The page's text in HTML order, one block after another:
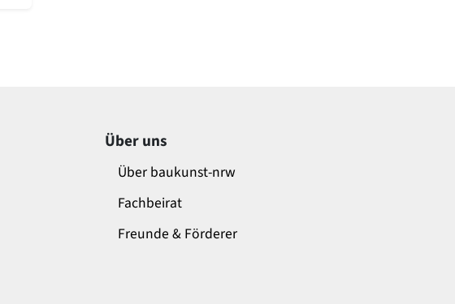
Über uns
Über baukunst-nrw
Fachbeirat
Freunde & Förderer